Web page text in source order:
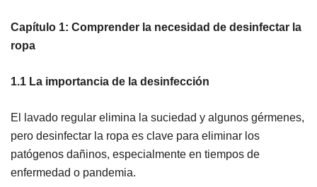
Capítulo 1: Comprender la necesidad de desinfectar la
ropa
1.1 La importancia de la desinfección
El lavado regular elimina la suciedad y algunos gérmenes,
pero desinfectar la ropa es clave para eliminar los
patógenos dañinos, especialmente en tiempos de
enfermedad o pandemia.